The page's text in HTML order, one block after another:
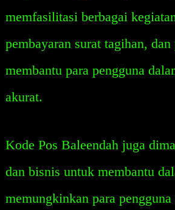
memfasilitasi berbagai
pembayaran surat tagihan,
membantu para pengguna
akurat.
Kode Pos Baleendah juga
dan bisnis untuk membantu
memungkinkan para